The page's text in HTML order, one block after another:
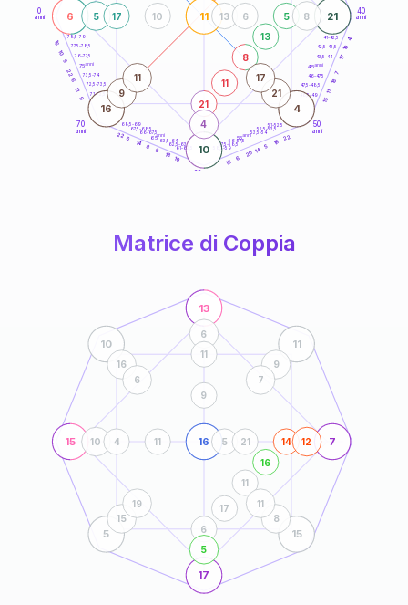
0
anni
40
anni
50
anni
60
70
anni
41-42,5
42,5-43,5
43,5-44
46-47,5
47,5-48,5
48,5-49
51-52,5
52,5-53,5
53,5-54
56-57,5
57,5-58,5
58,5-59
61-62,5
62,5-63,5
63,5-64
66-67,5
67,5-68,5
68,5-69
71-72,5
72,5-73,5
73,5-74
76-77,5
77,5-78,5
78,5-79 4
10
17
7
18
11
15
22
18
5
14
20
6
16
10
18
8
8
14
6
22
9
11
6
22
5
10
16
6 21
10
11
16 4
21
11
8
13
5
5 8
4
17 13 6
10
9
11
21
17
45anni
55anni
65anni
75anni
Matrice di Coppia
15
13
7
17
16
10 11
5 15
6
17
11
16
14
10
6
12
5
4
11
5 21
11
9
16
6
9
7
15
19
8
11